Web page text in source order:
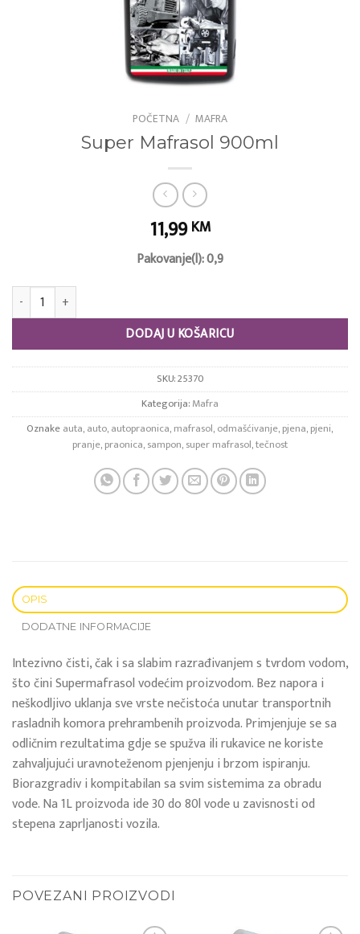
POČETNA / MAFRA
Super Mafrasol 900ml
11,99KM
Pakovanje(l): 0,9
Super Mafrasol 900ml količina
DODAJ U KOŠARICU
SKU:25370
Kategorija:Mafra
Oznakeauta,auto,autopraonica,mafrasol,odmašćivanje,pjena,pjeni,
pranje,praonica,sampon,super mafrasol,tečnost
OPIS
DODATNE INFORMACIJE
Intezivno čisti, čak i sa slabim razrađivanjem s tvrdom vodom,
što čini Supermafrasol vodećim proizvodom. Bez napora i
neškodljivo uklanja sve vrste nečistoća unutar transportnih
rasladnih komora prehrambenih proizvoda. Primjenjuje se sa
odličnim rezultatima gdje se spužva ili rukavice ne koriste
zahvaljujući uravnoteženom pjenjenju i brzom ispiranju.
Biorazgradiv i kompitabilan sa svim sistemima za obradu
vode. Na 1L proizvoda ide 30 do 80l vode u zavisnosti od
stepena zaprljanosti vozila.
POVEZANI PROIZVODI